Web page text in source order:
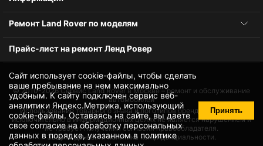
Сайт использует cookie-файлы, чтобы сделать
ваше пребывание на нем максимально
удобным. К cайту подключен сервис веб-
аналитики Яндекс.Метрика, использующий
cookie-файлы. Оставаясь на сайте, вы даете
своесогласие на обработку персональных
данных в порядке, указанном в политике
Принять
Ремонт Land Rover по моделям
Прайс-лист на ремонт Ленд Ровер
© 2010-2026Сервис Land Rover в Москве – ремонт и обслуживание
автомобилей
Использование товарного знака и логотипов бренда происходит
исключительно в информационных целях не является нарушением и
не требует получения согласия правообладателя.
Защита данных и политика конфиденциальности.